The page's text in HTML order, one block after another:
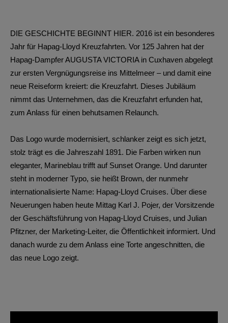
DIE GESCHICHTE BEGINNT HIER. 2016 ist ein besonderes
Jahr für Hapag-Lloyd Kreuzfahrten. Vor 125 Jahren hat der
Hapag-Dampfer AUGUSTA VICTORIA in Cuxhaven abgelegt
zur ersten Vergnügungsreise ins Mittelmeer – und damit eine
neue Reiseform kreiert: die Kreuzfahrt. Dieses Jubiläum
nimmt das Unternehmen, das die Kreuzfahrt erfunden hat,
zum Anlass für einen behutsamen Relaunch.
Das Logo wurde modernisiert, schlanker zeigt es sich jetzt,
stolz trägt es die Jahreszahl 1891. Die Farben wirken nun
eleganter, Marineblau trifft auf Sunset Orange. Und darunter
steht in moderner Typo, sie heißt Brown, der nunmehr
internationalisierte Name: Hapag-Lloyd Cruises. Über diese
Neuerungen haben heute Mittag Karl J. Pojer, der Vorsitzende
der Geschäftsführung von Hapag-Lloyd Cruises, und Julian
Pfitzner, der Marketing-Leiter, die Öffentlichkeit informiert. Und
danach wurde zu dem Anlass eine Torte angeschnitten, die
das neue Logo zeigt.